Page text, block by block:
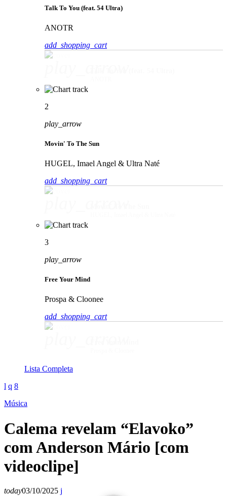
Talk To You (feat. 54 Ultra)
ANOTR
add_shopping_cart
2
play_arrow
Movin' To The Sun
HUGEL, Imael Angel & Ultra Naté
add_shopping_cart
3
play_arrow
Free Your Mind
Prospa & Cloonee
add_shopping_cart
Lista Completa
Música
Calema revelam “Elavoko”
com Anderson Mário [com
videoclipe]
today03/10/2025